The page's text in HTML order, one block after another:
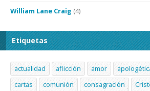
William Lane Craig (4)
Etiquetas
actualidad aflicción amor
cartas
comunión consagración